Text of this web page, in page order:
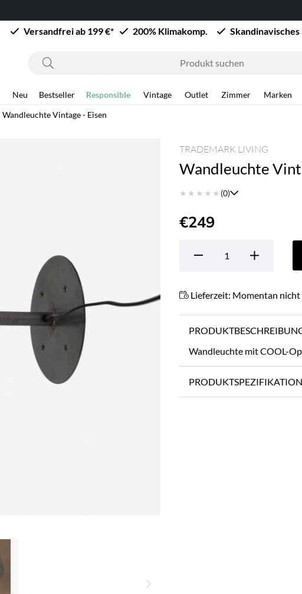
Versandfrei ab 199 €*
200% Klimakomp. Skandinavisches
Neu Bestseller Responsible Vintage Outlet Zimmer Marken
Wandleuchte Vintage - Eisen
TRADEMARK LIVING
Wandleuchte
★ ★ ★ ★ ★ (0)
€249
Lieferzeit: Momentan nicht
Wandleuchte mit COOL-
PRODUKTSPEZIFIKATION